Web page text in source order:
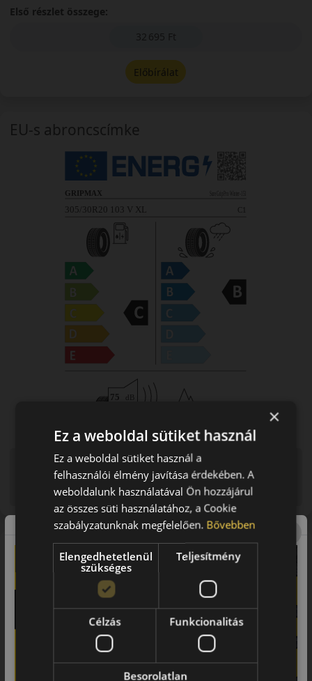
A mintázat
Gripmax Suregrip Pro Winter
Prémium tapadás a hideg hónapokra
Gripmax Suregrip Pro Winter téli
gumiabroncs
A Gripmax Suregrip Pro Winter egy prémium kategóriás téli
Első részlet összege:
32 695 Ft
Előbírálat
EU-s abroncscímke
Figyelem a feltüntetett címke adatok tájékoztató
jellegűek. Előfordulhat, hogy még a korábbi EU-s címkével
ellátott abroncs kerül kiszállításra.
×
Ez a weboldal sütiket használ
Ez a weboldal sütiket használ a
felhasználói élmény javítása érdekében. A
weboldalunk használatával Ön hozzájárul
az összes süti használatához, a Cookie
szabályzatunknak megfelelően. Bővebben
Elengedhetetlenül
szükséges
Teljesítmény
Célzás Funkcionalitás
Besorolatlan